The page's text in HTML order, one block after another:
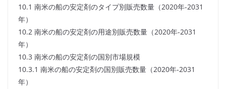
10.1 南米の船の安定剤のタイプ別販売数量（2020年-2031
年）
10.2 南米の船の安定剤の用途別販売数量（2020年-2031
年）
10.3 南米の船の安定剤の国別市場規模
10.3.1 南米の船の安定剤の国別販売数量（2020年-2031
年）